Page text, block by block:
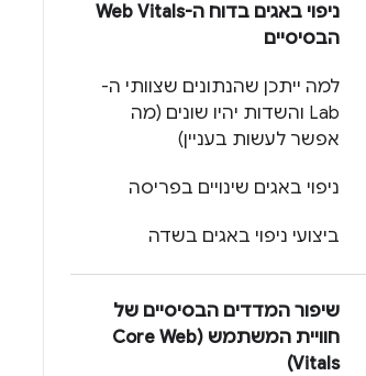
ניפוי באגים בדוח ה-Web Vitals
הבסיסיים
למה ייתכן שהנתונים שצוותי ה-
Lab והשדות יהיו שונים (מה
אפשר לעשות בעניין)
ניפוי באגים שינויים בפריסה
ביצועי ניפוי באגים בשדה
שיפור המדדים הבסיסיים של
חוויית המשתמש (Core Web
Vitals)